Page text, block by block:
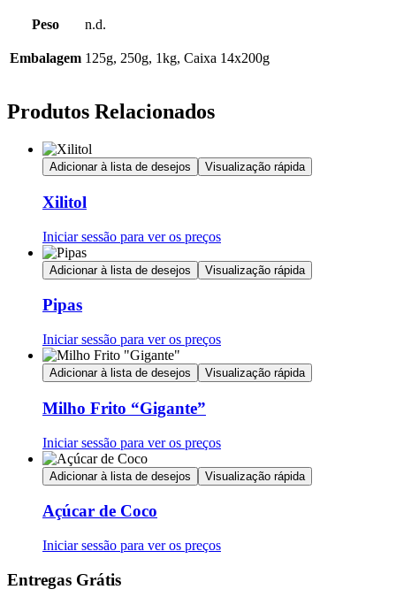
Peso n.d.
Embalagem 125g, 250g, 1kg, Caixa 14x200g
Produtos Relacionados
Adicionar à lista de desejos Visualização rápida
Xilitol
Iniciar sessão para ver os preços
Adicionar à lista de desejos Visualização rápida
Pipas
Iniciar sessão para ver os preços
Adicionar à lista de desejos Visualização rápida
Milho Frito “Gigante”
Iniciar sessão para ver os preços
Adicionar à lista de desejos Visualização rápida
Açúcar de Coco
Iniciar sessão para ver os preços
Entregas Grátis